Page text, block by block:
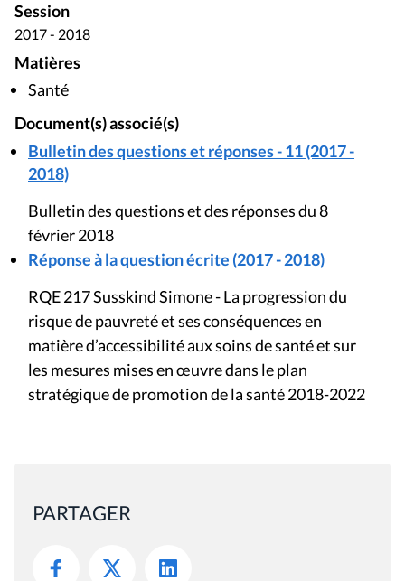
Session
2017 - 2018
Matières
Santé
Document(s) associé(s)
Bulletin des questions et réponses - 11 (2017 -
2018)
Bulletin des questions et des réponses du 8
février 2018
Réponse à la question écrite (2017 - 2018)
RQE 217 Susskind Simone - La progression du
risque de pauvreté et ses conséquences en
matière d’accessibilité aux soins de santé et sur
les mesures mises en œuvre dans le plan
stratégique de promotion de la santé 2018-2022
PARTAGER